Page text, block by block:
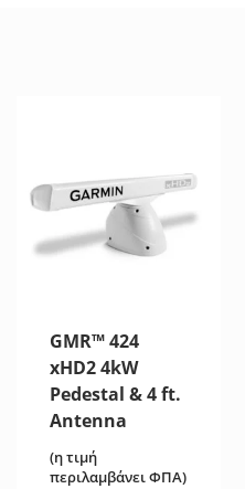
GMR™ 424
xHD2 4kW
Pedestal & 4 ft.
Antenna
(η τιμή
περιλαμβάνει ΦΠΑ)